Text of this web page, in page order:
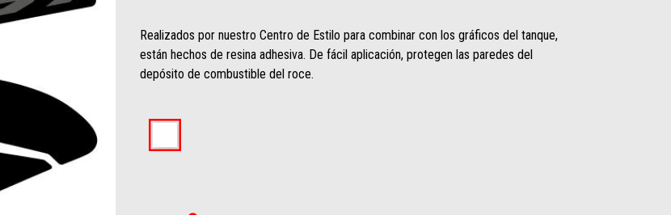
Realizados por nuestro Centro de Estilo para combinar con los gráficos del tanque,
están hechos de resina adhesiva. De fácil aplicación, protegen las paredes del
depósito de combustible del roce.